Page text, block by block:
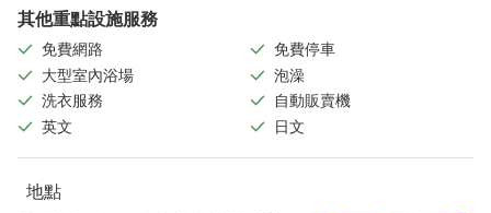
其他重點設施服務
免費網路
免費停車
大型室內浴場
泡澡
洗衣服務
自動販賣機
英文
日文
地點